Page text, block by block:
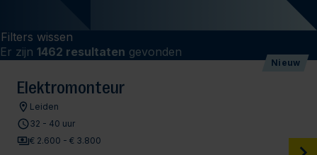
Filters wissen
Er zijn 1462 resultaten gevonden
Nieuw
Elektromonteur
Leiden
32 - 40 uur
€ 2.600 - € 3.800